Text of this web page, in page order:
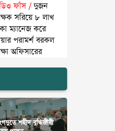
ফাঁস /দুজন
সরিয়ে ৮ লাখ
ম্যানেজ করে
পরামর্শ বরকল
অফিসারের
শহীদ বুদ্ধিজীবী